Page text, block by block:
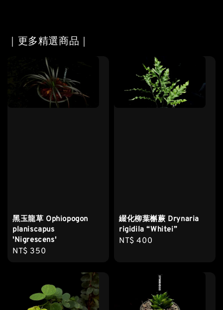
｜更多精選商品｜
黑玉龍草 Ophiopogon
planiscapus
'Nigrescens'
Regular
NT$ 350
綴化柳葉槲蕨 Drynaria
rigidila “Whitei”
Regular
NT$ 400